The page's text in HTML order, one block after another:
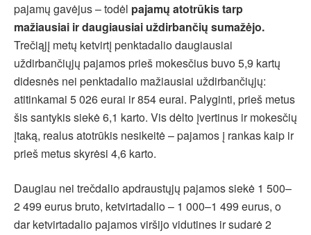
pajamų gavėjus – todėl pajamų atotrūkis tarp
mažiausiai ir daugiausiai uždirbančių sumažėjo.
Trečiąjį metų ketvirtį penktadalio daugiausiai
uždirbančiųjų pajamos prieš mokesčius buvo 5,9 kartų
didesnės nei penktadalio mažiausiai uždirbančiųjų:
atitinkamai 5 026 eurai ir 854 eurai. Palyginti, prieš metus
šis santykis siekė 6,1 karto. Vis dėlto įvertinus ir mokesčių
įtaką, realus atotrūkis nesikeitė – pajamos į rankas kaip ir
prieš metus skyrėsi 4,6 karto.
Daugiau nei trečdalio apdraustųjų pajamos siekė 1 500–
2 499 eurus bruto, ketvirtadalio – 1 000–1 499 eurus, o
dar ketvirtadalio pajamos viršijo vidutines ir sudarė 2